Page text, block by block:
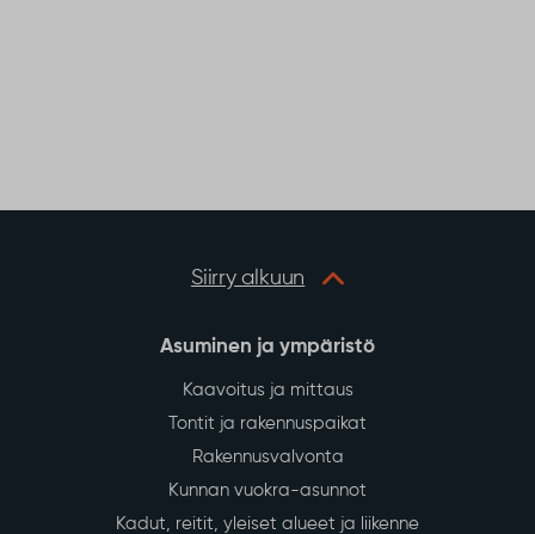
Siirry alkuun
Asuminen ja ympäristö
Kaavoitus ja mittaus
Tontit ja rakennuspaikat
Rakennusvalvonta
Kunnan vuokra-asunnot
Kadut, reitit, yleiset alueet ja liikenne